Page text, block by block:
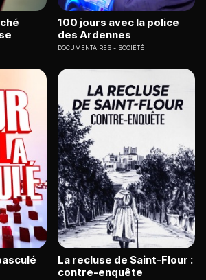
100 jours avec la police
des Ardennes
DOCUMENTAIRES SOCIÉTÉ
La recluse de Saint-Flour :
contre-enquête